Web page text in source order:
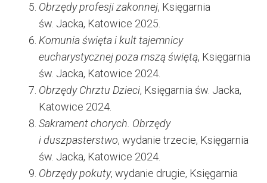
Obrzędy profesji zakonnej, Księgarnia
św. Jacka, Katowice 2025.
Komunia święta i kult tajemnicy
eucharystycznej poza mszą świętą, Księgarnia
św. Jacka, Katowice 2024.
Obrzędy Chrztu Dzieci, Księgarnia św. Jacka,
Katowice 2024.
Sakrament chorych. Obrzędy
i duszpasterstwo, wydanie trzecie, Księgarnia
św. Jacka, Katowice 2024.
Obrzędy pokuty, wydanie drugie, Księgarnia